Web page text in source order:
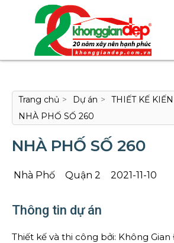
Trang chủ > Dự án > THIẾT KẾ
NHÀ PHỐ SỐ 260
NHÀ PHỐ SỐ 260
Nhà Phố Quận 2 2021-11-10
Thông tin dự án
Thiết kế và thi công bởi: Không Gian